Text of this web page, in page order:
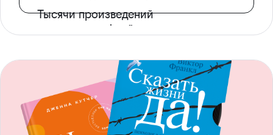
Тысячи произведений
с доступом офлайн